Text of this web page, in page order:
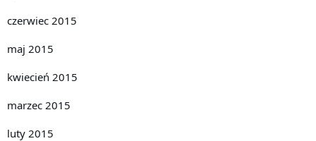
czerwiec 2015
maj 2015
kwiecień 2015
marzec 2015
luty 2015